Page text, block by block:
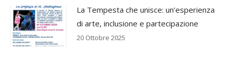
La Tempesta che unisce: un’esperienza
di arte, inclusione e partecipazione
20 Ottobre 2025